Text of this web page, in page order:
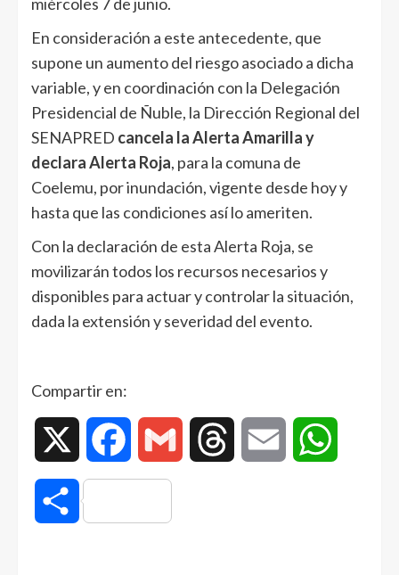
En consideración a este antecedente, que
supone un aumento del riesgo asociado a dicha
variable, y en coordinación con la Delegación
Presidencial de Ñuble, la Dirección Regional del
SENAPRED cancela la Alerta Amarilla y
declara Alerta Roja, para la comuna de
Coelemu, por inundación, vigente desde hoy y
hasta que las condiciones así lo ameriten.
Con la declaración de esta Alerta Roja, se
movilizarán todos los recursos necesarios y
disponibles para actuar y controlar la situación,
dada la extensión y severidad del evento.
Compartir en:
Facebook Gmail Threads Email
Compartir